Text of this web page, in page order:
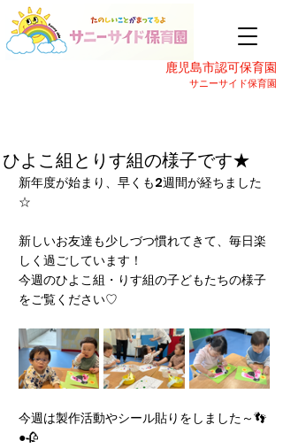
鹿児島市認可保育園
サニーサイド保育園
ひよこ組とりす組の様子です★
新年度が始まり、早くも2週間が経ちました
☆
新しいお友達も少しづつ慣れてきて、毎日楽
しく過ごしています！
今週のひよこ組・りす組の子どもたちの様子
をご覧ください♡
今週は製作活動やシール貼りをしました～👣
●🥀